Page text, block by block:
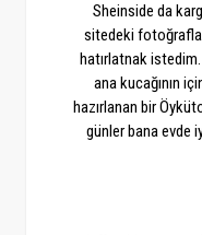
Sheinside da
sitedeki
hatırlatnak
ana kucağının
hazırlanan bir
günler bana evde